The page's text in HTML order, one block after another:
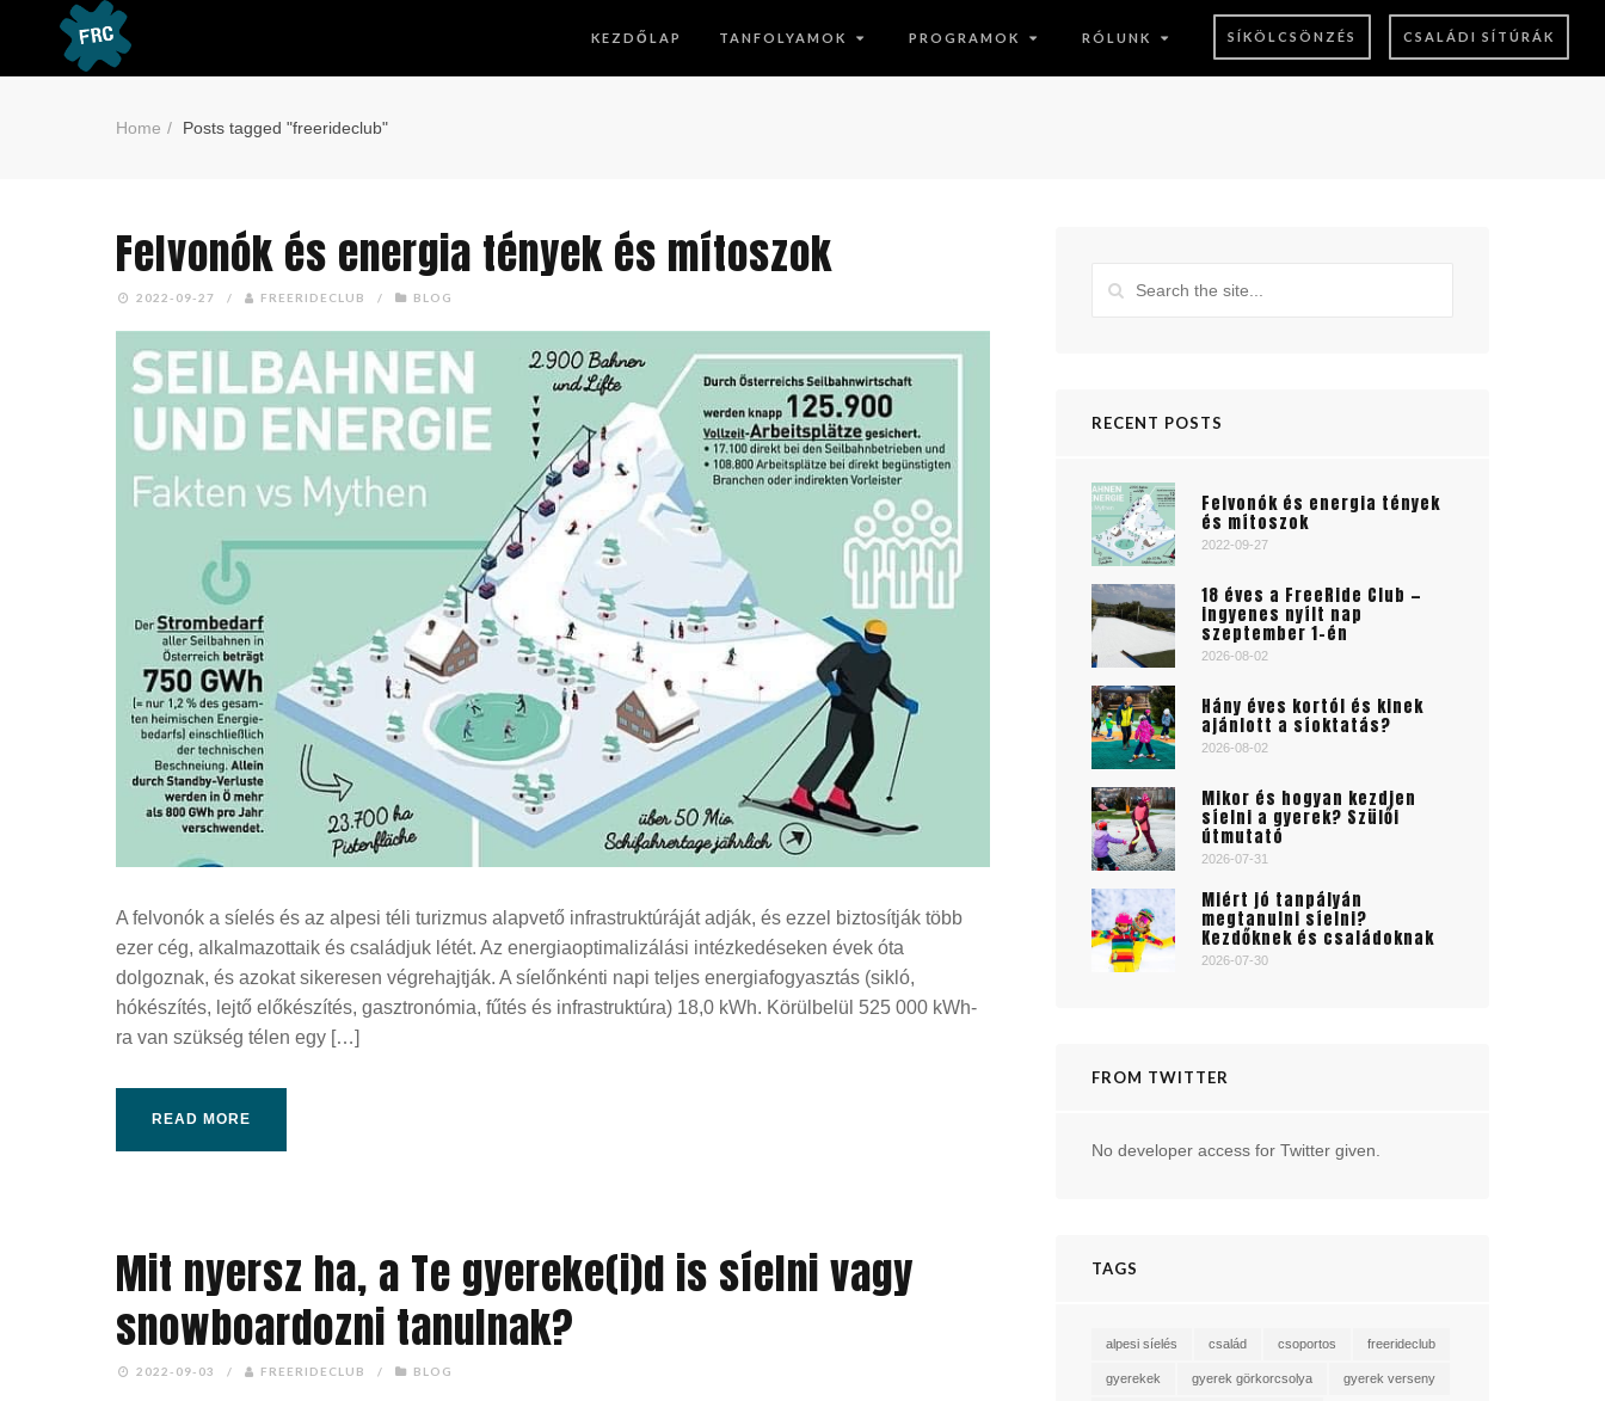
KEZDŐLAP TANFOLYAMOK PROGRAMOK RÓLUNK SÍKÖLCSÖNZÉS CSALÁDI SÍTÚRÁK
Home Posts tagged "freerideclub"
Felvonók és energia tények és mítoszok
2022-09-27 / FREERIDECLUB / BLOG
A felvonók a síelés és az alpesi téli turizmus alapvető infrastruktúráját adják, és ezzel biztosítják több
ezer cég, alkalmazottaik és családjuk létét. Az energiaoptimalizálási intézkedéseken évek óta
dolgoznak, és azokat sikeresen végrehajtják. A síelőnkénti napi teljes energiafogyasztás (sikló,
hókészítés, lejtő előkészítés, gasztronómia, fűtés és infrastruktúra) 18,0 kWh. Körülbelül 525 000 kWh-
ra van szükség télen egy […]
READ MORE
Mit nyersz ha, a Te gyereke(i)d is síelni vagy
snowboardozni tanulnak?
2022-09-03 / FREERIDECLUB / BLOG
RECENT POSTS
Felvonók és energia tények
és mítoszok
2022-09-27
18 éves a FreeRide Club —
ingyenes nyílt nap
szeptember 1-én
2026-08-02
Hány éves kortól és kinek
ajánlott a síoktatás?
2026-08-02
Mikor és hogyan kezdjen
síelni a gyerek? Szülői
útmutató
2026-07-31
Miért jó tanpályán
megtanulni síelni?
Kezdőknek és családoknak
2026-07-30
FROM TWITTER
No developer access for Twitter given.
TAGS
alpesi síelés család csoportos freerideclub
gyerekek gyerek görkorcsolya gyerek verseny